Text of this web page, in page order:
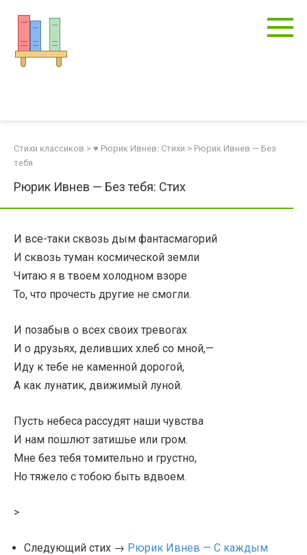
контенту
Стихи классиков > ♥ Рюрик Ивнев: Стихи > Рюрик Ивнев — Без
тебя
Рюрик Ивнев — Без тебя: Стих
И все-таки сквозь дым фантасмагорий
И сквозь туман космической земли
Читаю я в твоем холодном взоре
То, что прочесть другие не смогли.
И позабыв о всех своих тревогах
И о друзьях, деливших хлеб со мной,—
Иду к тебе не каменной дорогой,
А как лунатик, движимый луной.
Пусть небеса рассудят наши чувства
И нам пошлют затишье или гром.
Мне без тебя томительно и грустно,
Но тяжело с тобою быть вдвоем.
>
Следующий стих → Рюрик Ивнев — С каждым